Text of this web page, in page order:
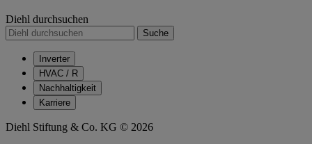
Diehl durchsuchen
Suche
Inverter
HVAC / R
Nachhaltigkeit
Karriere
Diehl Stiftung & Co. KG © 2026